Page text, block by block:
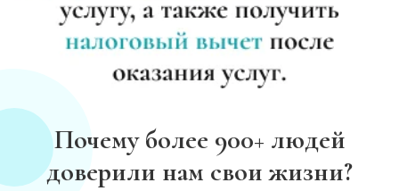
Почему более 900+ людей
доверили нам свои жизни?